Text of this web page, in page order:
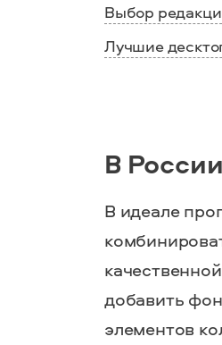
Выбор
Лучшие
В
В идеале
качественной
добавить фон
элементов